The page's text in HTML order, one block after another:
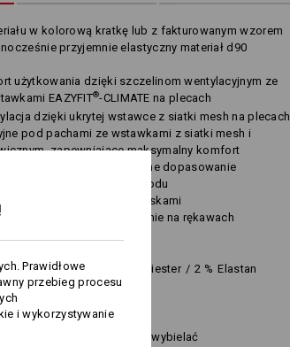
w kolorową kratkę lub z fakturowanym wzorem
przyjemnie elastyczny materiał d90
użytkowania dzięki szczelinom wentylacyjnym ze
EAZYFIT®-CLIMATE na plecach
dzięki ukrytej wstawce z siatki mesh na plecach
pod pachami ze wstawkami z siatki mesh i
zapewniające maksymalny komfort
zakładanie i optymalne dopasowanie
na całej długości z przodu
mankiety mocowane zatrzaskami
na rzep i 2 kieszenie na rękawach
Bawełna / 23% Elastomultiester / 2 % Elastan
Nie wybielać
Prawidłowe
przebieg procesu
i wykorzystywanie